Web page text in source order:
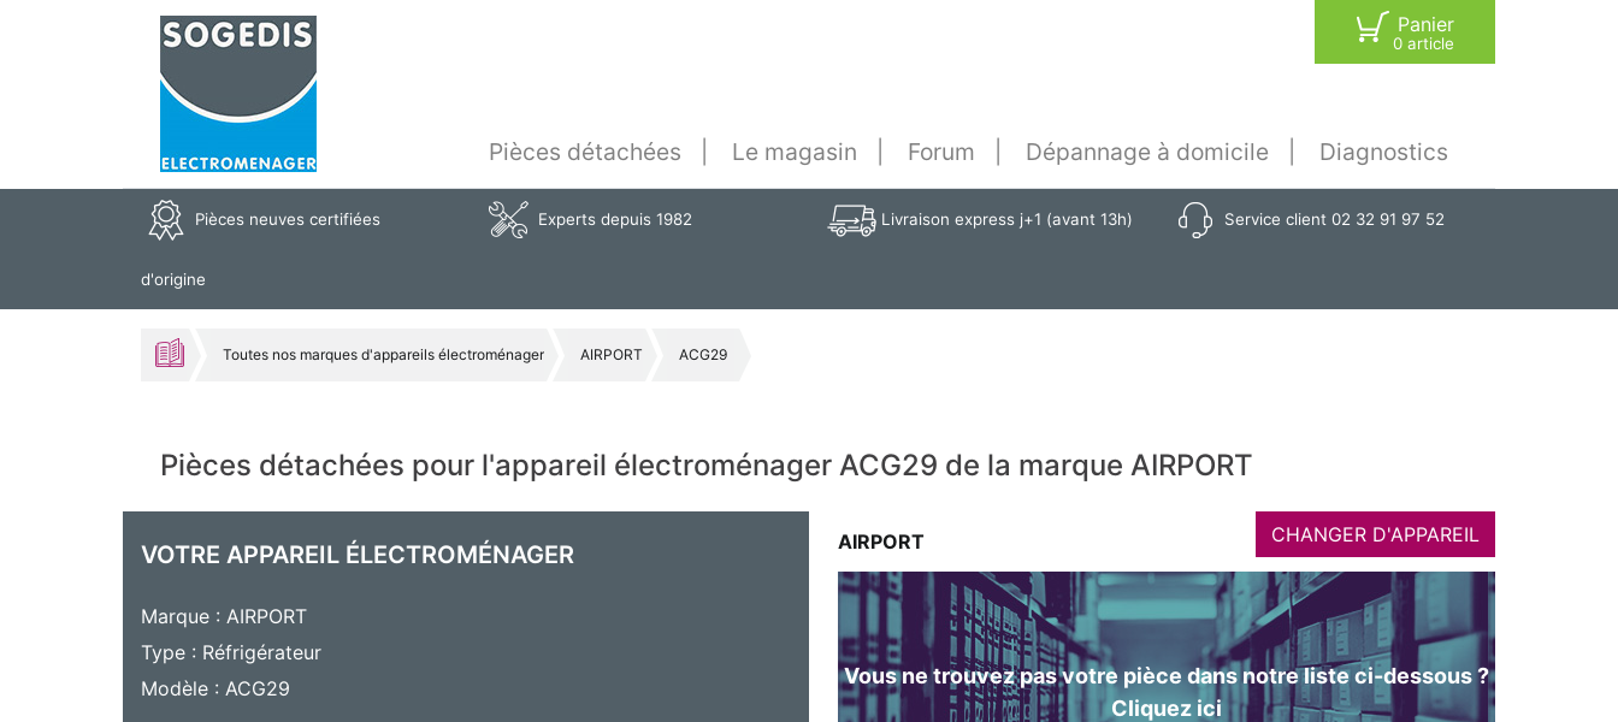
Panier
0 article
Pièces détachées Le magasin Forum Dépannage à domicile Diagnostics
Pièces neuves certifiées
d'origine
Experts depuis 1982 Livraison express j+1 (avant 13h) Service client 02 32 91 97 52
Toutes nos marques d'appareils électroménager AIRPORT ACG29
Pièces détachées pour l'appareil électroménager ACG29 de la marque AIRPORT
VOTRE APPAREIL ÉLECTROMÉNAGER
Marque : AIRPORT
Type : Réfrigérateur
Modèle : ACG29
AIRPORT CHANGER D'APPAREIL
Vous ne trouvez pas votre pièce dans notre liste ci-dessous ?
Cliquez ici